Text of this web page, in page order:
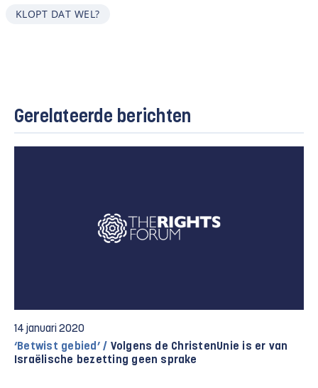
KLOPT DAT WEL?
Gerelateerde berichten
14 januari 2020
‘Betwist gebied’ / Volgens de ChristenUnie is er van
Israëlische bezetting geen sprake